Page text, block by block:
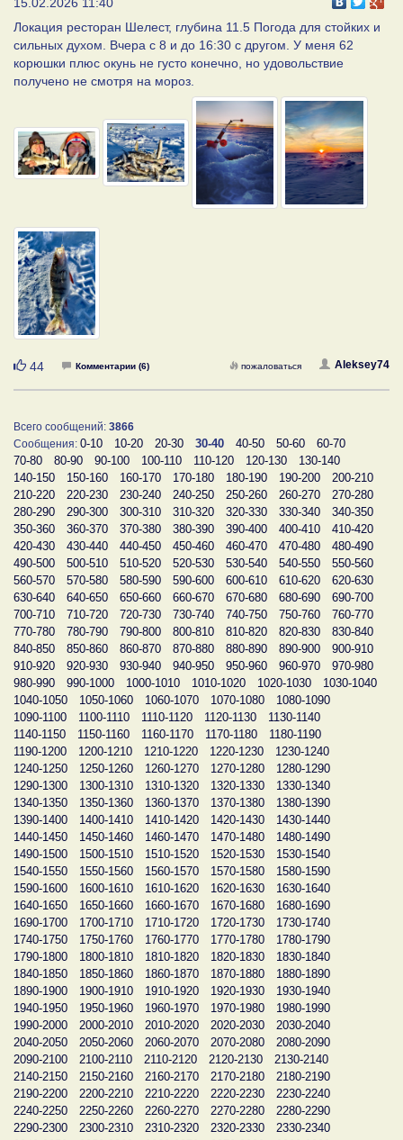
Локация ресторан Шелест, глубина 11.5 Погода для стойких и
сильных духом. Вчера с 8 и до 16:30 с другом. У меня 62
корюшки плюс окунь не густо конечно, но удовольствие
получено не смотря на мороз.
Нравится
44 Комментарии (6) Aleksey74
пожаловаться
Всего сообщений: 3866
Сообщения: 0-10 10-20 20-30 30-40 40-50 50-60
60-70
70-80
80-90 90-100 100-110 110-120 120-130
130-140
140-150
150-160 160-170 170-180 180-190 190-200
200-210
210-220
220-230 230-240 240-250 250-260 260-270
270-280
280-290
290-300 300-310 310-320 320-330 330-340
340-350
350-360
360-370 370-380 380-390 390-400 400-410
410-420
420-430
430-440 440-450 450-460 460-470 470-480
480-490
490-500
500-510 510-520 520-530 530-540 540-550
550-560
560-570
570-580 580-590 590-600 600-610 610-620
620-630
630-640
640-650 650-660 660-670 670-680 680-690
690-700
700-710
710-720 720-730 730-740 740-750 750-760
760-770
770-780
780-790 790-800 800-810 810-820 820-830
830-840
840-850
850-860 860-870 870-880 880-890 890-900
900-910
910-920
920-930 930-940 940-950 950-960 960-970
970-980
980-990
990-1000 1000-1010 1010-1020 1020-1030
1030-1040
1040-1050
1050-1060 1060-1070 1070-1080
1080-1090
1090-1100
1100-1110 1110-1120 1120-1130
1130-1140
1140-1150
1150-1160 1160-1170 1170-1180
1180-1190
1190-1200
1200-1210 1210-1220 1220-1230
1230-1240
1240-1250
1250-1260 1260-1270 1270-1280
1280-1290
1290-1300
1300-1310 1310-1320 1320-1330
1330-1340
1340-1350
1350-1360 1360-1370 1370-1380
1380-1390
1390-1400
1400-1410 1410-1420 1420-1430
1430-1440
1440-1450
1450-1460 1460-1470 1470-1480
1480-1490
1490-1500
1500-1510 1510-1520 1520-1530
1530-1540
1540-1550
1550-1560 1560-1570 1570-1580
1580-1590
1590-1600
1600-1610 1610-1620 1620-1630
1630-1640
1640-1650
1650-1660 1660-1670 1670-1680
1680-1690
1690-1700
1700-1710 1710-1720 1720-1730
1730-1740
1740-1750
1750-1760 1760-1770 1770-1780
1780-1790
1790-1800
1800-1810 1810-1820 1820-1830
1830-1840
1840-1850
1850-1860 1860-1870 1870-1880
1880-1890
1890-1900
1900-1910 1910-1920 1920-1930
1930-1940
1940-1950
1950-1960 1960-1970 1970-1980
1980-1990
1990-2000
2000-2010 2010-2020 2020-2030
2030-2040
2040-2050
2050-2060 2060-2070 2070-2080
2080-2090
2090-2100
2100-2110 2110-2120 2120-2130
2130-2140
2140-2150
2150-2160 2160-2170 2170-2180
2180-2190
2190-2200
2200-2210 2210-2220 2220-2230
2230-2240
2240-2250
2250-2260 2260-2270 2270-2280
2280-2290
2290-2300
2300-2310 2310-2320 2320-2330
2330-2340